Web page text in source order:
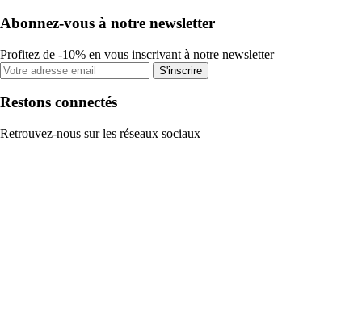
Abonnez-vous à notre newsletter
Profitez de -10% en vous inscrivant à notre newsletter
S'inscrire
Restons connectés
Retrouvez-nous sur les réseaux sociaux